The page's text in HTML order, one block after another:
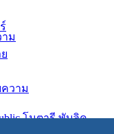
ม
วาม
โนตารี พับลิค